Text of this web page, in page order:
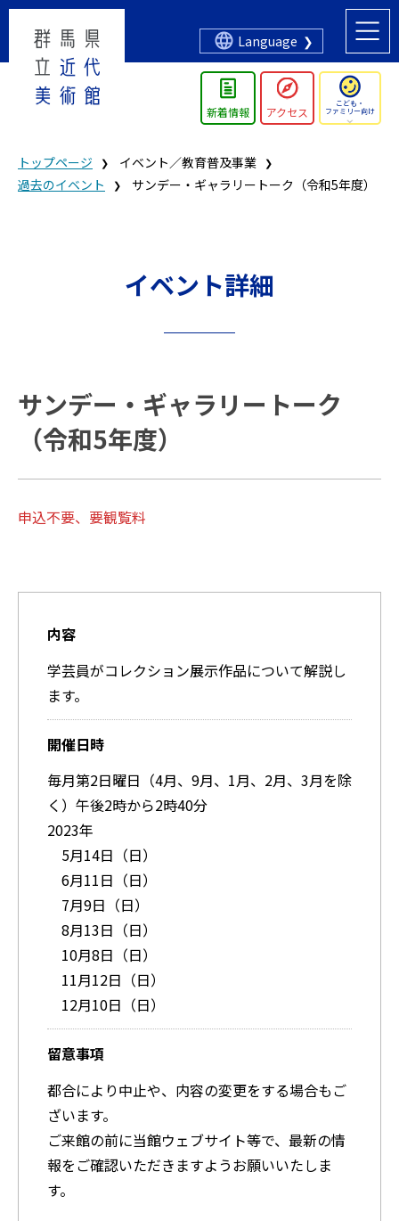
Language
新着情報 アクセス
こども・
ファミリー向け
トップページ
イベント／教育普及事業
過去のイベント
サンデー・ギャラリートーク（令和5年度）
イベント詳細
サンデー・ギャラリートーク
（令和5年度）
申込不要、要観覧料
内容
学芸員がコレクション展示作品について解説し
ます。
開催日時
毎月第2日曜日（4月、9月、1月、2月、3月を除
く）午後2時から2時40分
2023年
5月14日（日）
6月11日（日）
7月9日（日）
8月13日（日）
10月8日（日）
11月12日（日）
12月10日（日）
留意事項
都合により中止や、内容の変更をする場合もご
ざいます。
ご来館の前に当館ウェブサイト等で、最新の情
報をご確認いただきますようお願いいたしま
す。